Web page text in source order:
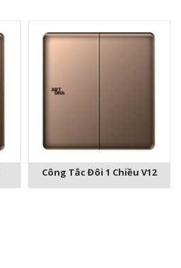
Công Tắc Đôi 1 Chiều V12